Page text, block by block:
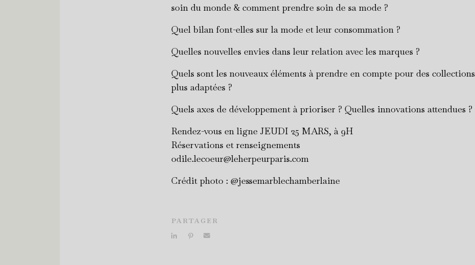
soin du monde & comment prendre soin de sa mode ?
Quel bilan font-elles sur la mode et leur consommation ?
Quelles nouvelles envies dans leur relation avec les marques ?
Quels sont les nouveaux éléments à prendre en compte pour des collections
plus adaptées ?
Quels axes de développement à prioriser ? Quelles innovations attendues ?
Rendez-vous en ligne JEUDI 25 MARS, à 9H
Réservations et renseignements
odile.lecoeur@leherpeurparis.com
Crédit photo : @jessemarblechamberlaine
PARTAGER